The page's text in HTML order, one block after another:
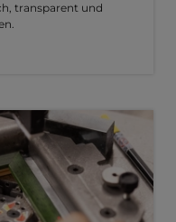
transparent und